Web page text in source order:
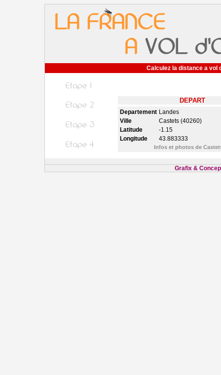
Calculez la distance a vol
DEPART
Departement Landes
Ville
Castets (40260)
Latitude
-1.15
Longitude
43.883333
Infos et photos de
Grafix &